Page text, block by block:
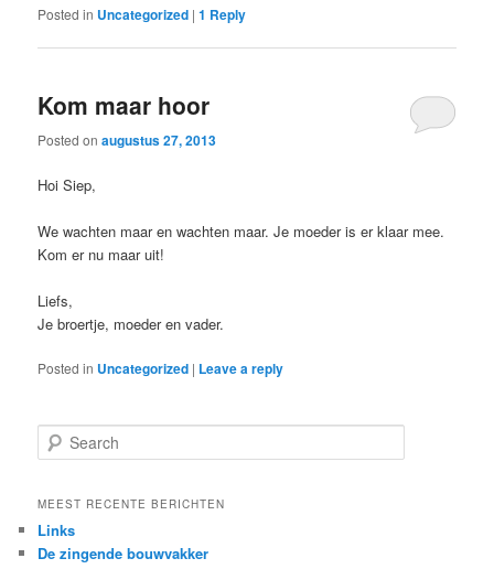
Posted in Uncategorized |1 Reply
Kom maar hoor
Posted onaugustus 27, 2013
Hoi Siep,
We wachten maar en wachten maar. Je moeder is er klaar mee.
Kom er nu maar uit!
Liefs,
Je broertje, moeder en vader.
Posted in Uncategorized | Leave a reply
e
r
h
MEEST RECENTE BERICHTEN
Links
De zingende bouwvakker